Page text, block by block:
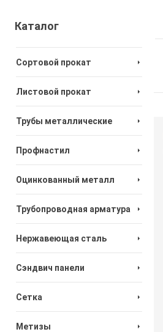
Каталог
Сортовой прокат
Листовой прокат
Трубы металлические
Профнастил
Оцинкованный металл
Трубопроводная арматура
Нержавеющая сталь
Сэндвич панели
Сетка
Метизы